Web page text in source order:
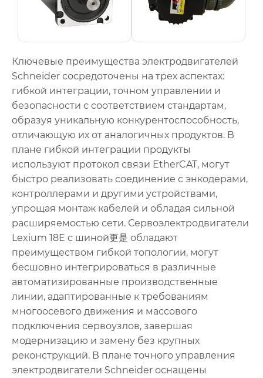
Ключевые преимущества электродвигателей
Schneider сосредоточены на трех аспектах:
гибкой интеграции, точном управлении и
безопасности с соответствием стандартам,
образуя уникальную конкурентоспособность,
отличающую их от аналогичных продуктов. В
плане гибкой интеграции продукты
используют протокол связи EtherCAT, могут
быстро реализовать соединение с энкодерами,
контроллерами и другими устройствами,
упрощая монтаж кабелей и обладая сильной
расширяемостью сети. Сервоэлектродвигатели
Lexium 18E с шиной更是 обладают
преимуществом гибкой топологии, могут
бесшовно интегрироваться в различные
автоматизированные производственные
линии, адаптированные к требованиям
многоосевого движения и массового
подключения сервоузлов, завершая
модернизацию и замену без крупных
реконструкций. В плане точного управления
электродвигатели Schneider оснащены